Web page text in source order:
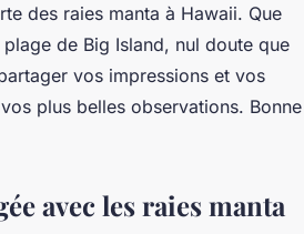
des raies manta à Hawaii. Que
de Big Island, nul doute que
vos impressions et vos
plus belles observations. Bonne
avec les raies manta